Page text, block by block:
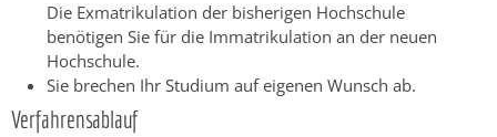
Die Exmatrikulation der bisherigen Hochschule
benötigen Sie für die Immatrikulation an der neuen
Hochschule.
Sie brechen Ihr Studium auf eigenen Wunsch ab.
Verfahrensablauf